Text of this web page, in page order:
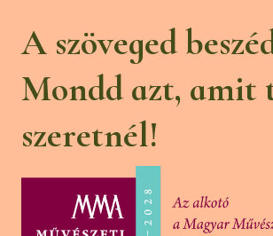
A szöveged
Mondd azt, amit
szeretnél!